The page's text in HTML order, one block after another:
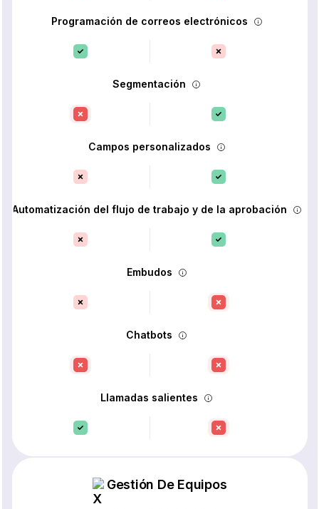
Programación de correos electrónicos
Segmentación
Campos personalizados
Automatización del flujo de trabajo y de la aprobación
Embudos
Chatbots
Llamadas salientes
Gestión De Equipos